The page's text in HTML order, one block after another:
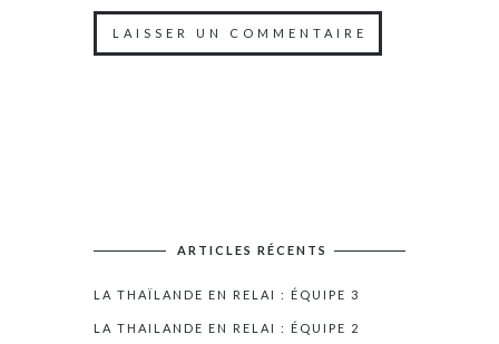
ARTICLES RÉCENTS
LA THAÏLANDE EN RELAI : ÉQUIPE 3
LA THAILANDE EN RELAI : ÉQUIPE 2